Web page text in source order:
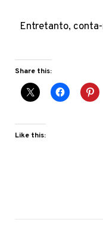
Entretanto,
Share this:
Like this: